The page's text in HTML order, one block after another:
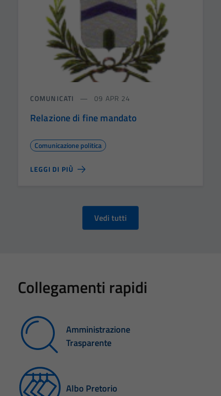
COMUNICATI 09 APR 24
Relazione di fine mandato
Comunicazione politica
LEGGI DI PIÙ
Vedi tutti
Collegamenti rapidi
Amministrazione
Trasparente
Albo Pretorio